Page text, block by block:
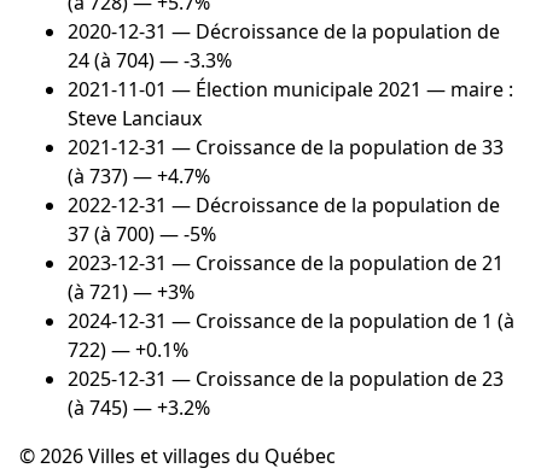
2020-12-31 — Décroissance de la population de
24 (à 704) — -3.3%
2021-11-01 — Élection municipale 2021 — maire :
Steve Lanciaux
2021-12-31 — Croissance de la population de 33
(à 737) — +4.7%
2022-12-31 — Décroissance de la population de
37 (à 700) — -5%
2023-12-31 — Croissance de la population de 21
(à 721) — +3%
2024-12-31 — Croissance de la population de 1 (à
722) — +0.1%
2025-12-31 — Croissance de la population de 23
(à 745) — +3.2%
© 2026 Villes et villages du Québec